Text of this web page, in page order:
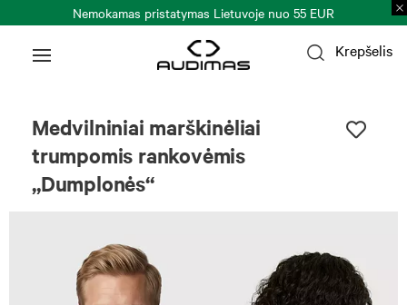
Nemokamas pristatymas Lietuvoje nuo 55 EUR
Krepšelis
Medvilniniai marškinėliai
trumpomis rankovėmis
„Dumplonės“